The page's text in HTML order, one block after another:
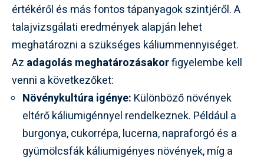
értékéről és más fontos tápanyagok szintjéről. A
talajvizsgálati eredmények alapján lehet
meghatározni a szükséges káliummennyiséget.
Az adagolás meghatározásakorfigyelembe kell
venni a következőket:
Növénykultúra igénye: Különböző növények
eltérő káliumigénnyel rendelkeznek. Például a
burgonya, cukorrépa, lucerna, napraforgó és a
gyümölcsfák káliumigényes növények, míg a